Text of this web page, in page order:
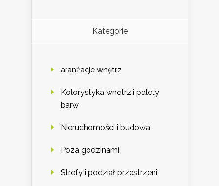
Kategorie
aranżacje wnętrz
Kolorystyka wnętrz i palety
barw
Nieruchomości i budowa
Poza godzinami
Strefy i podział przestrzeni